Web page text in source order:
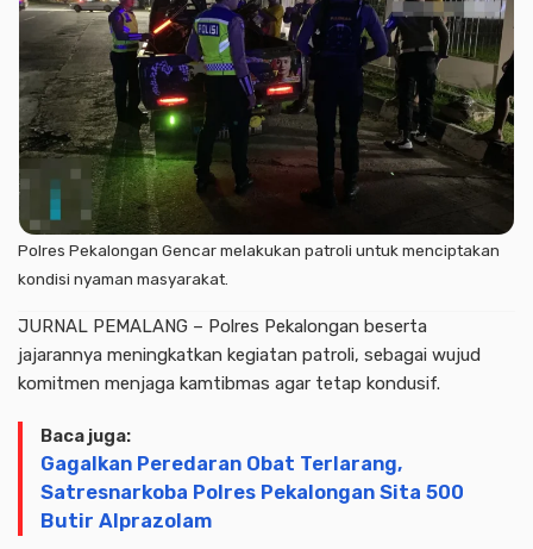
Polres Pekalongan Gencar melakukan patroli untuk menciptakan
kondisi nyaman masyarakat.
JURNAL PEMALANG – Polres Pekalongan beserta
jajarannya meningkatkan kegiatan patroli, sebagai wujud
komitmen menjaga kamtibmas agar tetap kondusif.
Baca juga:
Gagalkan Peredaran Obat Terlarang,
Satresnarkoba Polres Pekalongan Sita 500
Butir Alprazolam